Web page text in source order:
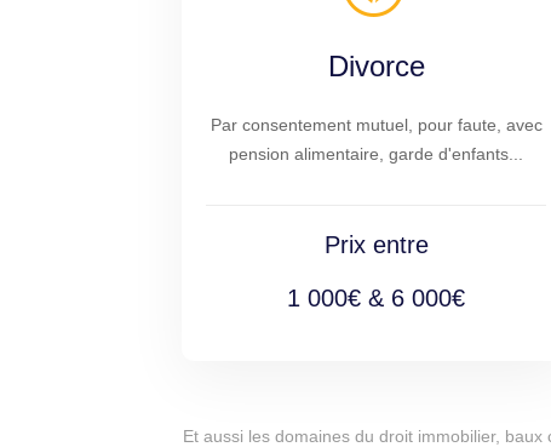
Divorce
Par consentement mutuel, pour faute, avec
pension alimentaire, garde d'enfants...
Prix entre
1 000€ & 6 000€
Et aussi les domaines du droit immobilier,